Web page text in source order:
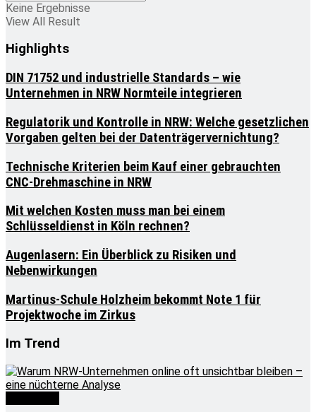
Keine Ergebnisse
View All Result
Highlights
DIN 71752 und industrielle Standards – wie
Unternehmen in NRW Normteile integrieren
Regulatorik und Kontrolle in NRW: Welche gesetzlichen
Vorgaben gelten bei der Datenträgervernichtung?
Technische Kriterien beim Kauf einer gebrauchten
CNC-Drehmaschine in NRW
Mit welchen Kosten muss man bei einem
Schlüsseldienst in Köln rechnen?
Augenlasern: Ein Überblick zu Risiken und
Nebenwirkungen
Martinus-Schule Holzheim bekommt Note 1 für
Projektwoche im Zirkus
Im Trend